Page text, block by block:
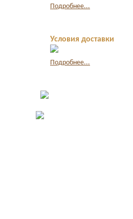
Подробнее...
Условия доставки
Подробнее...